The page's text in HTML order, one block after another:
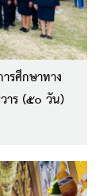
รศึกษาทาง
าร (๕๐ วัน)